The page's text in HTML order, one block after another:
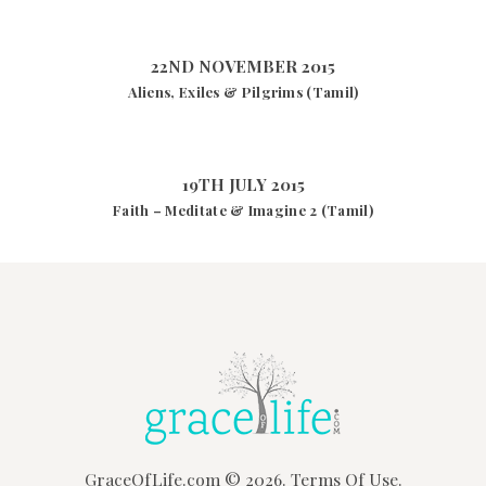
22ND NOVEMBER 2015
Aliens, Exiles & Pilgrims (Tamil)
19TH JULY 2015
Faith – Meditate & Imagine 2 (Tamil)
GraceOfLife.com © 2026. Terms Of Use.